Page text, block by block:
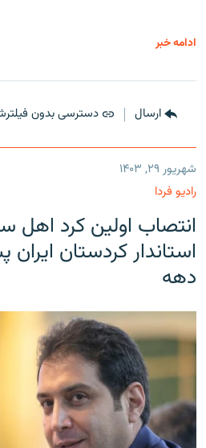
ادامه خبر
ارسال دسترسی بدون
شهریور ۲۹, ۱۴۰۳
رادیو فردا
انتصاب اولین کرد اهل
استاندار کردستان
دهه